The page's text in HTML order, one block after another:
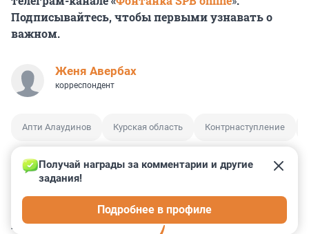
Подписывайтесь, чтобы первыми узнавать о
важном.
Женя Авербах
корреспондент
Апти Алаудинов Курская область Контрнаступление
КОММЕНТАРИИ 92
Получай награды за комментарии и другие
задания!
Подробнее в профиле